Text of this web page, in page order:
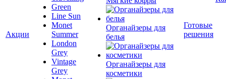
Акции
Green
Line Sun
Monet
Summer
London
Grey
Vintage
Grey
Органайзеры для
белья
Органайзеры для
косметики
Готовые
решения